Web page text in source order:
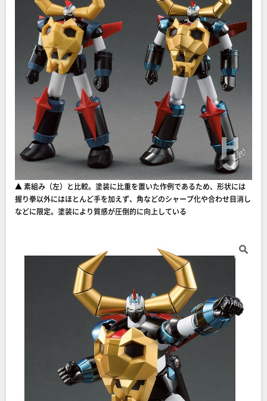
▲ 素組み（左）と比較。塗装に比重を置いた作例であるため、形状には
握り拳以外にはほとんど手を加えず、角などのシャープ化や合わせ目消し
などに限定。塗装により質感が圧倒的に向上している